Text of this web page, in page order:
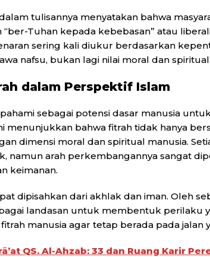
tulisannya menyatakan bahwa
“ber-Tuhan kepada kebebasan” atau
sering kali diukur berdasarkan
nafsu, bukan lagi nilai moral dan spiritual.
dalam Perspektif Islam
sebagai potensi dasar manusia
menunjukkan bahwa fitrah tidak hanya
dimensi moral dan spiritual manusia.
namun arah perkembangannya sangat
keimanan.
dipisahkan dari akhlak dan iman. Oleh
landasan untuk membentuk perilaku
manusia agar tetap berada pada jalan
QS. Al-Ahzab: 33 dan Ruang Karir